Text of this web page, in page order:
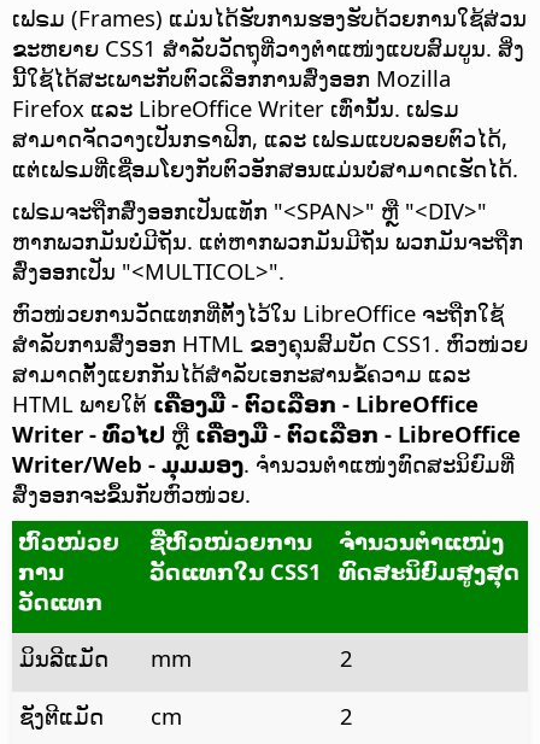
ເຟຣມ (Frames) ແມ່ນໄດ້ຮັບການຮອງຮັບດ້ວຍການໃຊ້ສ່ວນ
ຂະຫຍາຍ CSS1 ສຳລັບວັດຖຸທີ່ວາງຕຳແໜ່ງແບບສົມບູນ. ສິ່ງ
ນີ້ໃຊ້ໄດ້ສະເພາະກັບຕົວເລືອກການສົ່ງອອກ Mozilla
Firefox ແລະ LibreOffice Writer ເທົ່ານັ້ນ. ເຟຣມ
ສາມາດຈັດວາງເປັນກຣາຟິກ, ແລະ ເຟຣມແບບລອຍຕົວໄດ້,
ແຕ່ເຟຣມທີ່ເຊື່ອມໂຍງກັບຕົວອັກສອນແມ່ນບໍ່ສາມາດເຮັດໄດ້.
ເຟຣມຈະຖືກສົ່ງອອກເປັນແທັກ "<SPAN>" ຫຼື "<DIV>"
ຫາກພວກມັນບໍ່ມີຖັນ. ແຕ່ຫາກພວກມັນມີຖັນ ພວກມັນຈະຖືກ
ສົ່ງອອກເປັນ "<MULTICOL>".
ຫົວໜ່ວຍການວັດແທກທີ່ຕັ້ງໄວ້ໃນ LibreOffice ຈະຖືກໃຊ້
ສຳລັບການສົ່ງອອກ HTML ຂອງຄຸນສົມບັດ CSS1. ຫົວໜ່ວຍ
ສາມາດຕັ້ງແຍກກັນໄດ້ສຳລັບເອກະສານຂໍ້ຄວາມ ແລະ
HTML ພາຍໃຕ້ ເຄື່ອງມື - ຕົວເລືອກ - LibreOffice
Writer - ທົ່ວໄປ ຫຼື ເຄື່ອງມື - ຕົວເລືອກ - LibreOffice
Writer/Web - ມຸມມອງ. ຈຳນວນຕຳແໜ່ງທົດສະນິຍົມທີ່
ສົ່ງອອກຈະຂຶ້ນກັບຫົວໜ່ວຍ.
ຫົວໜ່ວຍ
ການ
ວັດແທກ
ຊື່ຫົວໜ່ວຍການ
ວັດແທກໃນ CSS1
ຈຳນວນຕຳແໜ່ງ
ທົດສະນິຍົມສູງສຸດ
ມິນລີແມັດ mm
2
ຊັງຕີແມັດ
cm
2